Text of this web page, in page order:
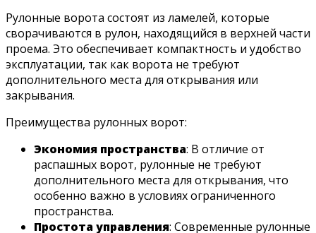
Рулонные ворота состоят из ламелей, которые
сворачиваются в рулон, находящийся в верхней части
проема. Это обеспечивает компактность и удобство
эксплуатации, так как ворота не требуют
дополнительного места для открывания или
закрывания.
Преимущества рулонных ворот:
Экономия пространства: В отличие от
распашных ворот, рулонные не требуют
дополнительного места для открывания, что
особенно важно в условиях ограниченного
пространства.
Простота управления: Современные рулонные